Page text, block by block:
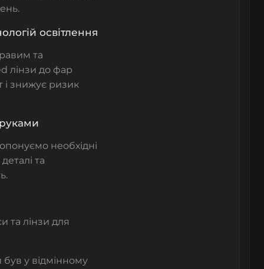
освітлення
та
лінзи до фар
і знижує ризик
необхідні
та
та лінзи для
у відмінному